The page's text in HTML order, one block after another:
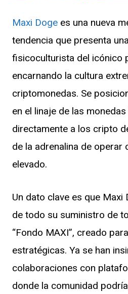
Maxi Dogees una nueva
tendencia que presenta
fisicoculturista del icónico
encarnando la cultura
criptomonedas. Se
en el linaje de las
directamente a los cripto
de la adrenalina de operar
elevado.
Un dato clave es que Maxi
de todo su suministro de
“Fondo MAXI”, creado
estratégicas. Ya se han
colaboraciones con
donde la comunidad